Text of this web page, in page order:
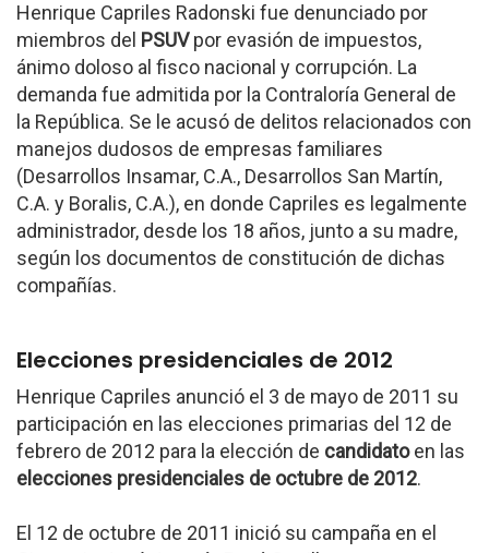
Henrique Capriles Radonski fue denunciado por
miembros del PSUVpor evasión de impuestos,
ánimo doloso al fisco nacional y corrupción. La
demanda fue admitida por la Contraloría General de
la República. Se le acusó de delitos relacionados con
manejos dudosos de empresas familiares
(Desarrollos Insamar, C.A., Desarrollos San Martín,
C.A. y Boralis, C.A.), en donde Capriles es legalmente
administrador, desde los 18 años, junto a su madre,
según los documentos de constitución de dichas
compañías.
Elecciones presidenciales de 2012
Henrique Capriles anunció el 3 de mayo de 2011 su
participación en las elecciones primarias del 12 de
febrero de 2012 para la elección de candidatoen las
elecciones presidenciales de octubre de 2012.
El 12 de octubre de 2011 inició su campaña en el